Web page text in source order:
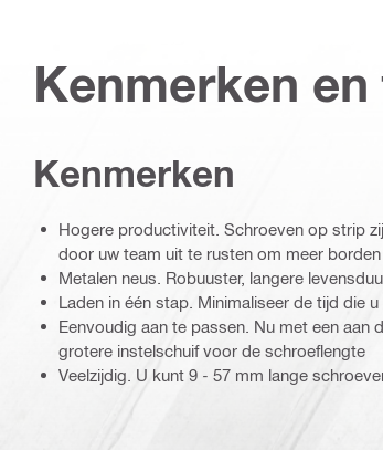
Kenmerken
Kenmerken
Hogere productiviteit. Schroeven op strip
door uw team uit te rusten om meer
Metalen neus. Robuuster, langere
Laden in één stap. Minimaliseer de tijd die
Eenvoudig aan te passen. Nu met een aan
grotere instelschuif voor de schroeflengte
Veelzijdig. U kunt 9 - 57 mm lange